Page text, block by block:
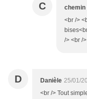
C chemin
<br />
/> <br /
D Danièle 25/01/
<br /> Tout